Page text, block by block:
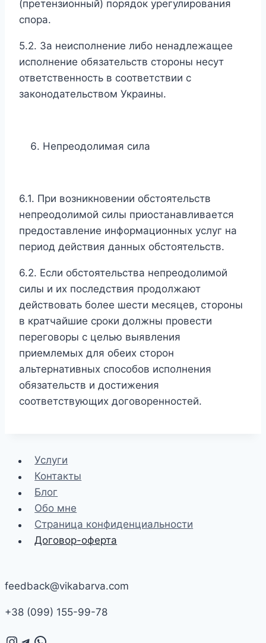
(претензионный) порядок урегулирования
спора.
5.2. За неисполнение либо ненадлежащее
исполнение обязательств стороны несут
ответственность в соответствии с
законодательством Украины.
Непреодолимая сила
6.1. При возникновении обстоятельств
непреодолимой силы приостанавливается
предоставление информационных услуг на
период действия данных обстоятельств.
6.2. Если обстоятельства непреодолимой
силы и их последствия продолжают
действовать более шести месяцев, стороны
в кратчайшие сроки должны провести
переговоры с целью выявления
приемлемых для обеих сторон
альтернативных способов исполнения
обязательств и достижения
соответствующих договоренностей.
Услуги
Контакты
Блог
Обо мне
Страница конфиденциальности
Договор-оферта
feedback@vikabarva.com
+38 (099) 155-99-78